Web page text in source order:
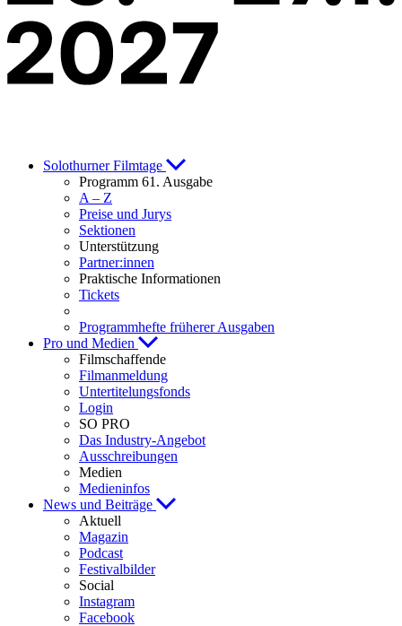
Solothurner Filmtage
Programm 61. Ausgabe
A – Z
Preise und Jurys
Sektionen
Unterstützung
Partner:innen
Praktische Informationen
Tickets
Programmhefte früherer Ausgaben
Pro und Medien
Filmschaffende
Filmanmeldung
Untertitelungsfonds
Login
SO PRO
Das Industry-Angebot
Ausschreibungen
Medien
Medieninfos
News und Beiträge
Aktuell
Magazin
Podcast
Festivalbilder
Social
Instagram
Facebook